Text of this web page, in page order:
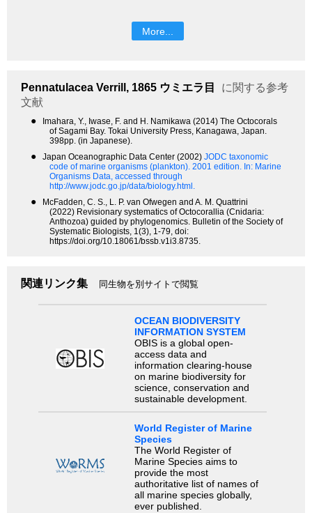
More...
Pennatulacea Verrill, 1865 ウミエラ目
に関する参考
文献
●
Imahara, Y., Iwase, F. and H. Namikawa (2014) The Octocorals
of Sagami Bay. Tokai University Press, Kanagawa, Japan.
398pp. (in Japanese).
● Japan Oceanographic Data Center (2002) JODC taxonomic
code of marine organisms (plankton). 2001 edition. In: Marine
Organisms Data, accessed through
http://www.jodc.go.jp/data/biology.html.
●
McFadden, C. S., L. P. van Ofwegen and A. M. Quattrini
(2022) Revisionary systematics of Octocorallia (Cnidaria:
Anthozoa) guided by phylogenomics. Bulletin of the Society of
Systematic Biologists, 1(3), 1-79, doi:
https://doi.org/10.18061/bssb.v1i3.8735.
関連リンク集 同生物を別サイトで閲覧
OCEAN BIODIVERSITY
INFORMATION SYSTEM
OBIS is a global open-
access data and
information clearing-house
on marine biodiversity for
science, conservation and
sustainable development.
World Register of Marine
Species
The World Register of
Marine Species aims to
provide the most
authoritative list of names of
all marine species globally,
ever published.